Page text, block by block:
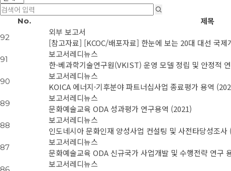
No. 제목
92
외부 보고서
[참고자료] [KCOC/배포자료] 한눈에 보는 20대 대선 국제
91
보고서레디뉴스
한-베과학기술연구원(VKIST) 운영 모델 정립 및 안정적
90
보고서레디뉴스
KOICA 에너지·기후분야 파트너십사업 종료평가 용역
89
보고서레디뉴스
문화예술교육 ODA 성과평가 연구용역 (2021)
88
보고서레디뉴스
인도네시아 문화인재 양성사업 컨설팅 및 사전타당성조사
87
보고서레디뉴스
문화예술교육 ODA 신규국가 사업개발 및 수행전략 연구
보고서레디뉴스